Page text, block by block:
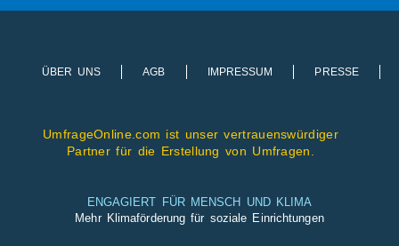
ÜBER UNS AGB IMPRESSUM PRESSE
UmfrageOnline.com ist unser vertrauenswürdiger
Partner für die Erstellung von Umfragen.
ENGAGIERT FÜR MENSCH UND KLIMA
Mehr Klimaförderung für soziale Einrichtungen